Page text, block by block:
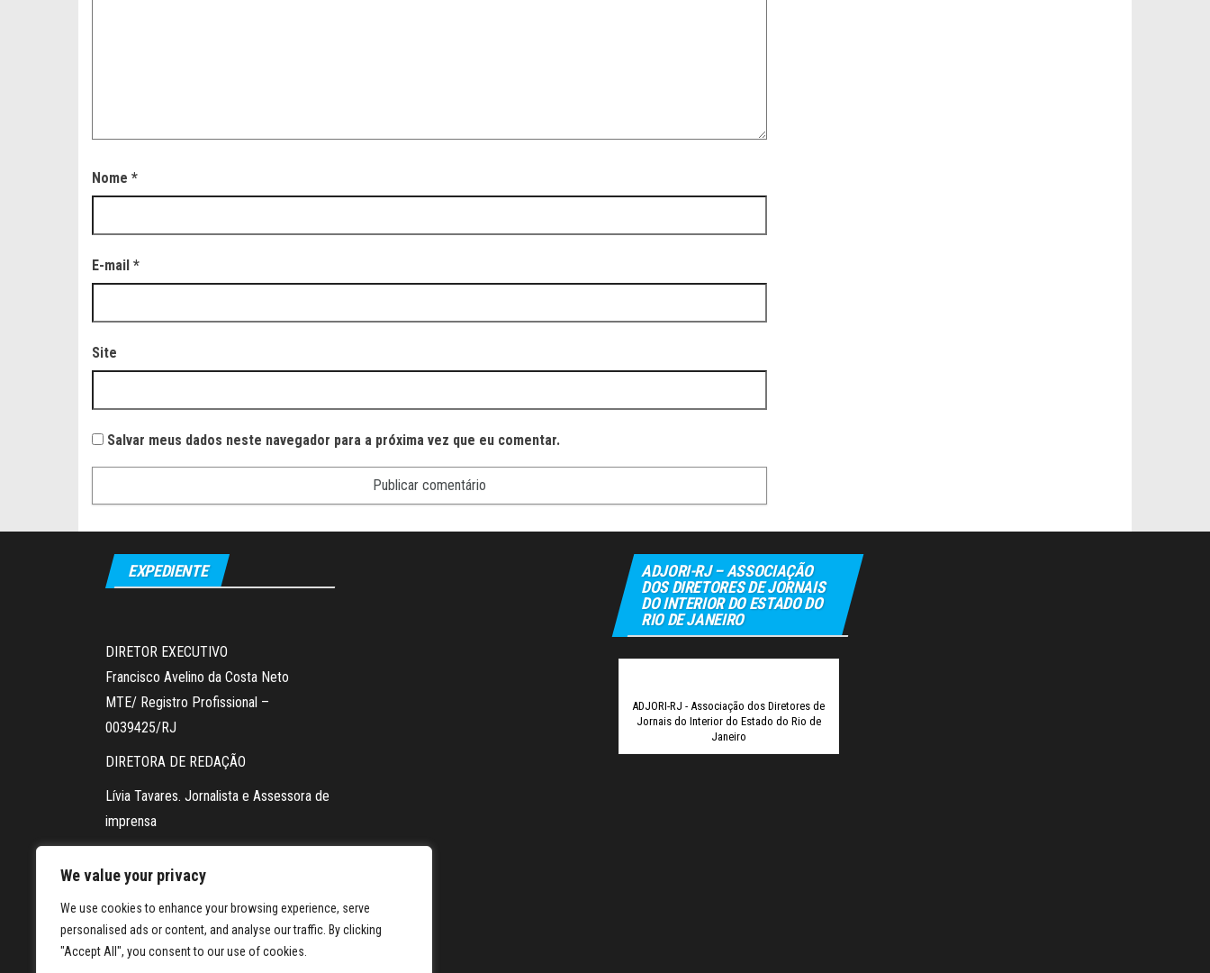
We value your privacy
We use cookies to enhance your browsing experience, serve
personalised ads or content, and analyse our traffic. By clicking
"Accept All", you consent to our use of cookies.
Nome *
E-mail *
Site
Salvar meus dados neste navegador para a próxima vez que eu comentar.
EXPEDIENTE
DIRETOR EXECUTIVO
Francisco Avelino da Costa Neto
MTE/ Registro Profissional –
0039425/RJ
DIRETORA DE REDAÇÃO
Lívia Tavares. Jornalista e Assessora de
imprensa
Contato da redação via WhatsApp:
21 98604-5878
FOTOGRAFIA
ADJORI-RJ – ASSOCIAÇÃO
DOS DIRETORES DE JORNAIS
DO INTERIOR DO ESTADO DO
RIO DE JANEIRO
ADJORI-RJ - Associação dos Diretores de
Jornais do Interior do Estado do Rio de
Janeiro